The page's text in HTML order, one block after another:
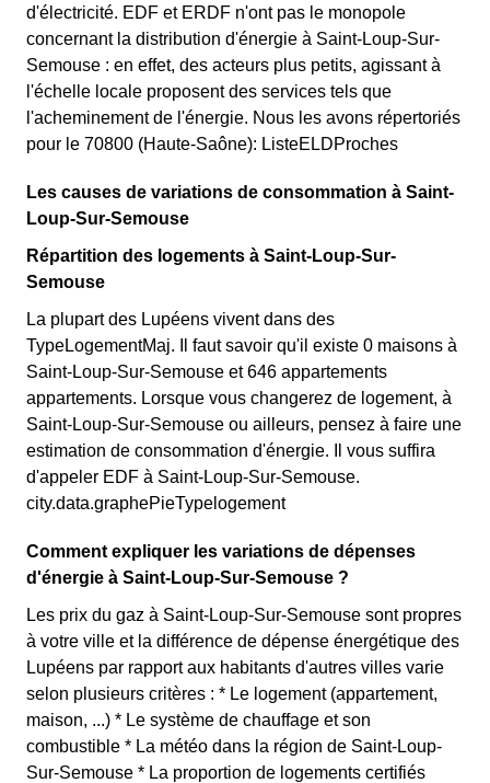
d'électricité. EDF et ERDF n'ont pas le monopole
concernant la distribution d'énergie à Saint-Loup-Sur-
Semouse : en effet, des acteurs plus petits, agissant à
l'échelle locale proposent des services tels que
l'acheminement de l'énergie. Nous les avons répertoriés
pour le 70800 (Haute-Saône): ListeELDProches
Les causes de variations de consommation à Saint-
Loup-Sur-Semouse
Répartition des logements à Saint-Loup-Sur-
Semouse
La plupart des Lupéens vivent dans des
TypeLogementMaj. Il faut savoir qu'il existe 0 maisons à
Saint-Loup-Sur-Semouse et 646 appartements
appartements. Lorsque vous changerez de logement, à
Saint-Loup-Sur-Semouse ou ailleurs, pensez à faire une
estimation de consommation d'énergie. Il vous suffira
d'appeler EDF à Saint-Loup-Sur-Semouse.
city.data.graphePieTypelogement
Comment expliquer les variations de dépenses
d'énergie à Saint-Loup-Sur-Semouse ?
Les prix du gaz à Saint-Loup-Sur-Semouse sont propres
à votre ville et la différence de dépense énergétique des
Lupéens par rapport aux habitants d'autres villes varie
selon plusieurs critères : * Le logement (appartement,
maison, ...) * Le système de chauffage et son
combustible * La météo dans la région de Saint-Loup-
Sur-Semouse * La proportion de logements certifiés